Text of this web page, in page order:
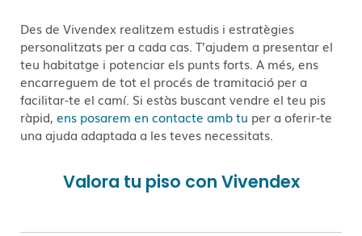
Des de Vivendex realitzem estudis i estratègies
personalitzats per a cada cas. T’ajudem a presentar el
teu habitatge i potenciar els punts forts. A més, ens
encarreguem de tot el procés de tramitació per a
facilitar-te el camí. Si estàs buscant vendre el teu pis
ràpid, ens posarem en contacte amb tu per a oferir-te
una ajuda adaptada a les teves necessitats.
Valora tu piso con Vivendex